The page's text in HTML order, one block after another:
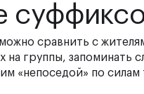
сравнить с
на группы, запоминать
«непоседой» по